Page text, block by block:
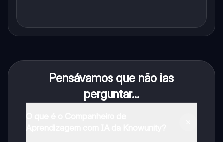
Pensávamos que não ias
perguntar...